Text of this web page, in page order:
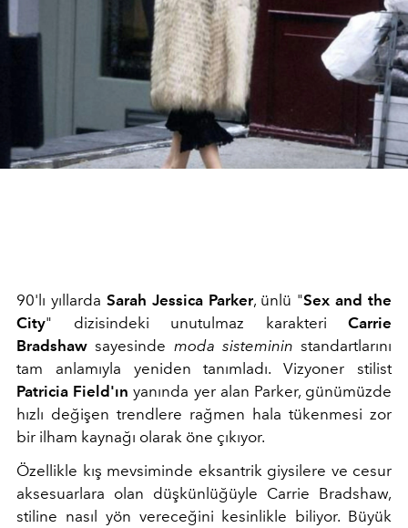
90'lı yıllarda Sarah Jessica Parker, ünlü "Sex and the
City" dizisindeki unutulmaz karakteri Carrie
Bradshaw sayesinde moda sisteminin standartlarını
tam anlamıyla yeniden tanımladı. Vizyoner stilist
Patricia Field'ın yanında yer alan Parker, günümüzde
hızlı değişen trendlere rağmen hala tükenmesi zor
bir ilham kaynağı olarak öne çıkıyor.
Özellikle kış mevsiminde eksantrik giysilere ve cesur
aksesuarlara olan düşkünlüğüyle Carrie Bradshaw,
stiline nasıl yön vereceğini kesinlikle biliyor. Büyük